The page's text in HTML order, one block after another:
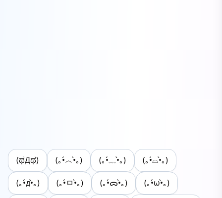
(ಥДಥ) (｡•́︿•̀｡) (｡•́﹏•̀｡) (｡•́⌓•̀｡)
(｡•́д•̀｡) (｡•́ㅁ•̀｡) (｡•́ᯅ•̀｡) (｡•́ω•̀｡)